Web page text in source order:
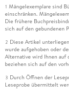
1 Mängelexemplare sind
einschränken.
Die frühere
sich auf den gebundenen
2 Diese Artikel
wurde aufgehoben oder
Alternative wird Ihnen auf
beziehen sich auf den
3 Durch Öffnen der
Leseprobe übermittelt